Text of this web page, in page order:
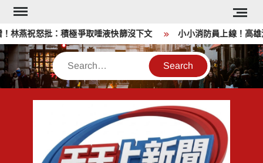
Skip
content
燕祝怒批：積極爭取唾液快篩沒下文 小小消防員上線！高
Search